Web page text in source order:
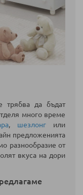
трябва да бъдат
много време
, шезлонг или
предложенията
разнообразие от
вкуса на дори